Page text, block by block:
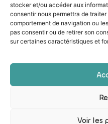
stocker et/ou accéder aux
consentir nous permettra de
comportement de navigation ou
pas consentir ou de retirer son
sur certaines caractéristiques et
Voir les
maigrir / perte de
Non classé
poids du passé
Sommeil/Dormir
Technique